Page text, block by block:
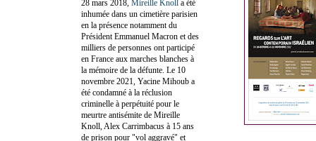
28 mars 2018, Mireille Knoll a été
inhumée dans un cimetière parisien
en la présence notamment du
Président Emmanuel Macron et des
milliers de personnes ont participé
en France aux marches blanches à
la mémoire de la défunte. Le 10
novembre 2021, Yacine Mihoub a
été condamné à la réclusion
criminelle à perpétuité pour le
meurtre antisémite de Mireille
Knoll, Alex Carrimbacus à 15 ans
de prison pour "vol aggravé" et